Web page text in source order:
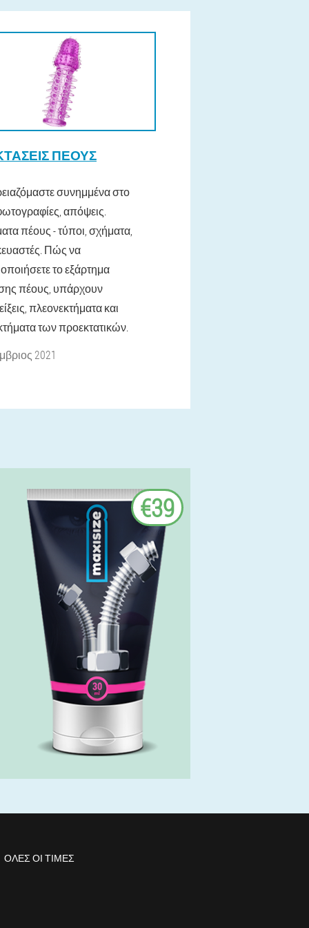
ΠΈΟΥΣ
συνημμένα στο
απόψεις.
πέους - τύποι, σχήματα,
Πώς να
το εξάρτημα
πέους, υπάρχουν
πλεονεκτήματα και
των προεκτατικών.
2021
€39
ΌΛΕΣ ΟΙ ΤΙΜΈΣ